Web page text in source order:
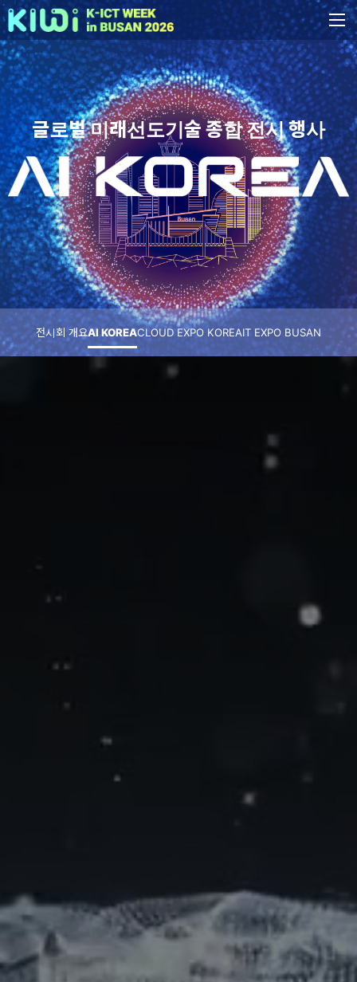
글로벌 미래선도기술 종합 전시 행사
전시회 개요AI KOREACLOUD EXPO KOREAIT EXPO BUSAN